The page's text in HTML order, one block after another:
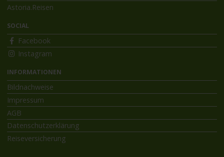
Astoria.Reisen
SOCIAL
Facebook
Instagram
INFORMATIONEN
Bildnachweise
Impressum
AGB
Datenschutzerklärung
Reiseversicherung